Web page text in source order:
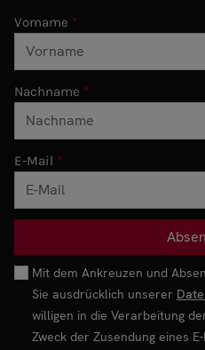
Vorname
Nachname
E-Mail
Mit dem Ankreuzen und
Sie ausdrücklich unserer
willigen in die Verarbeitung
Zweck der Zusendung eines